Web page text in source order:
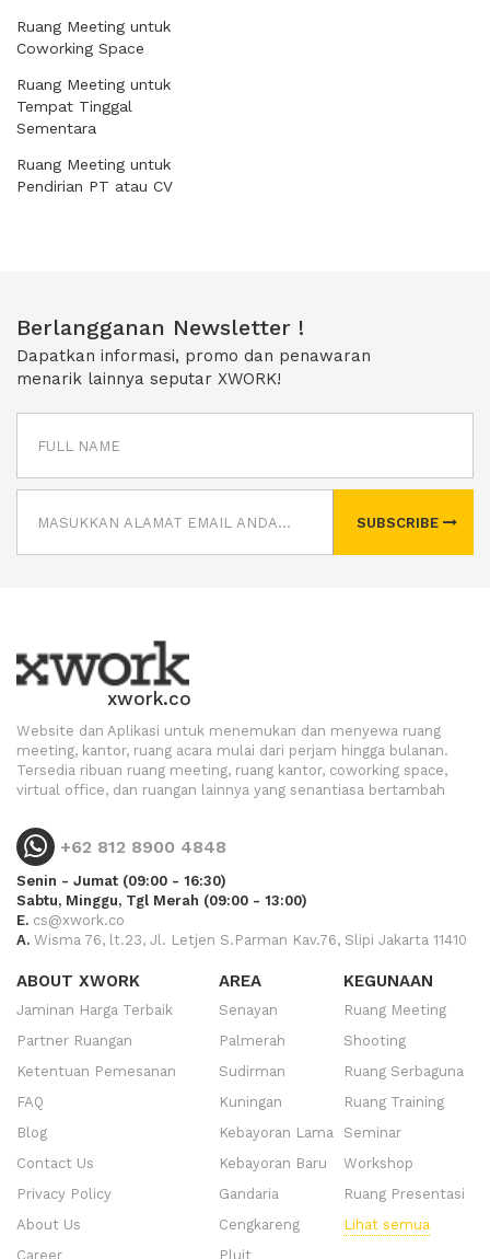
Ruang Meeting untuk
Coworking Space
Ruang Meeting untuk
Tempat Tinggal
Sementara
Ruang Meeting untuk
Pendirian PT atau CV
Berlangganan Newsletter !
Dapatkan informasi, promo dan penawaran
menarik lainnya seputar XWORK!
SUBSCRIBE
xwork.co
Website dan Aplikasi untuk menemukan dan menyewa ruang
meeting, kantor, ruang acara mulai dari perjam hingga bulanan.
Tersedia ribuan ruang meeting, ruang kantor, coworking space,
virtual office, dan ruangan lainnya yang senantiasa bertambah
+62 812 8900 4848
Senin - Jumat (09:00 - 16:30)
Sabtu, Minggu, Tgl Merah (09:00 - 13:00)
E. cs@xwork.co
A. Wisma 76, lt.23, Jl. Letjen S.Parman Kav.76, Slipi Jakarta 11410
ABOUT XWORK
Jaminan Harga Terbaik
Partner Ruangan
Ketentuan Pemesanan
FAQ
Blog
Contact Us
Privacy Policy
About Us
Career
AREA
Senayan
Palmerah
Sudirman
Kuningan
Kebayoran Lama
Kebayoran Baru
Gandaria
Cengkareng
Pluit
KEGUNAAN
Ruang Meeting
Shooting
Ruang Serbaguna
Ruang Training
Seminar
Workshop
Ruang Presentasi
Lihat semua